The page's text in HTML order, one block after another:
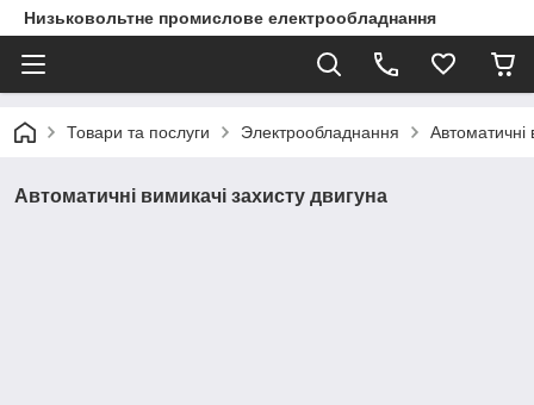
Низьковольтне промислове електрообладнання
Товари та послуги Электрообладнання Автоматичні
Автоматичні вимикачі захисту двигуна